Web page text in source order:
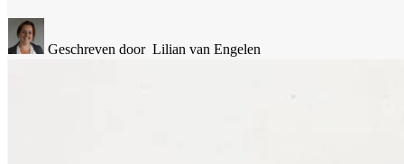
Geschreven door Lilian van Engelen